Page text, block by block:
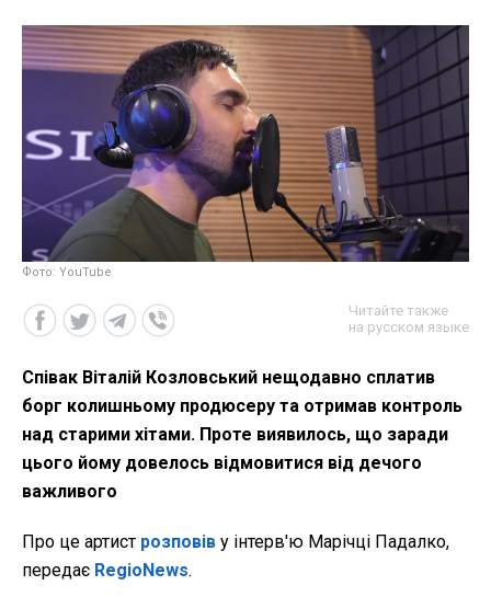
Фото: YouTube
Читайте также
на русском языке
Співак Віталій Козловський нещодавно сплатив
борг колишньому продюсеру та отримав контроль
над старими хітами. Проте виявилось, що заради
цього йому довелось відмовитися від дечого
важливого
Про це артист розповів у інтерв'ю Марічці Падалко,
передає RegioNews.